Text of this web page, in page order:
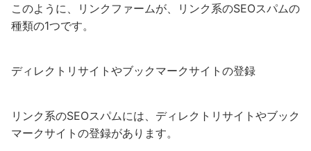
このように、リンクファームが、リンク系のSEOスパムの
種類の1つです。
ディレクトリサイトやブックマークサイトの登録
リンク系のSEOスパムには、ディレクトリサイトやブック
マークサイトの登録があります。